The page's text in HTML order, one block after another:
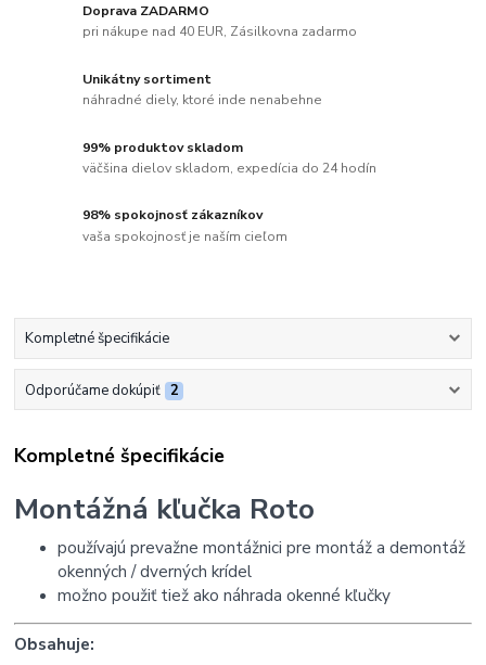
Doprava ZADARMO
pri nákupe nad 40 EUR, Zásilkovna zadarmo
Unikátny sortiment
náhradné diely, ktoré inde nenabehne
99% produktov skladom
väčšina dielov skladom, expedícia do 24 hodín
98% spokojnosť zákazníkov
vaša spokojnosť je naším cieľom
Kompletné špecifikácie
Odporúčame dokúpiť 2
Kompletné špecifikácie
Montážná kľučka Roto
používajú prevažne montážnici pre montáž a demontáž
okenných / dverných krídel
možno použiť tiež ako náhrada okenné kľučky
Obsahuje: